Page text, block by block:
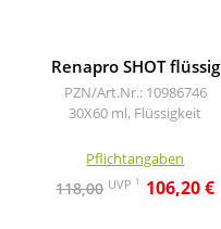
Renapro SHOT flüssig
PZN/Art.Nr.: 10986746
30X60 ml, Flüssigkeit
Pflichtangaben
118,00 UVP 1 106,20 €